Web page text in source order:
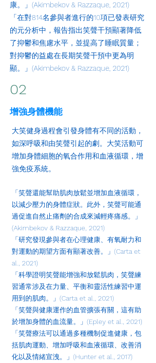
康。」(Akimbekov & Razzaque, 2021)
「在對814名參與者進行的10項已發表研究
的元分析中，報告指出笑聲干預顯著降低
了抑鬱和焦慮水平，並提高了睡眠質量；
對抑鬱的益處在長期笑聲干預中更為明
顯。」(Akimbekov & Razzaque, 2021)
02
增強身體機能
大笑健身過程會引發身體有不同的活動，
如深呼吸和由笑聲引起的劇。大笑活動可
增加身體細胞的氧合作用和血液循環，增
強免疫系統。
「笑聲還能幫助肌肉放鬆並增加血液循環，
以減少壓力的身體症狀。此外，笑聲可能通
過促進自然止痛劑的合成來減輕疼痛感。」
(Akimbekov & Razzaque, 2021)
「研究發現參與者在心理健康、有氧耐力和
對運動的期望方面有顯著改善。」(Carta et
al., 2021)
「科學證明笑聲能增強和放鬆肌肉，笑聲練
習通常涉及在力量、平衡和靈活性練習中運
用到的肌肉。」(Carta et al., 2021)
「笑聲與健康運作的血管擴張有關，這有助
於增加身體的血流量。」(Epley et al., 2021)
「笑聲療法可以通過多種機制促進健康，包
括肌肉運動、增加呼吸和血液循環、改善消
化以及情緒宣洩。」(Hunter et al., 2017)